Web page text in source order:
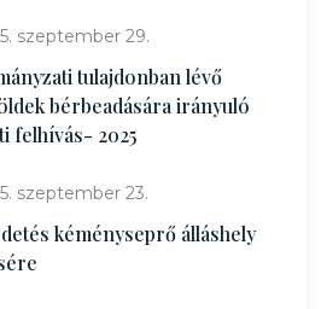
szeptember 29.
tulajdonban lévő
bérbeadására irányuló
felhívás- 2025
szeptember 23.
kéményseprő álláshely